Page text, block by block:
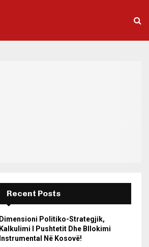
Recent Posts
Dimensioni Politiko-Strategjik,
Kalkulimi I Pushtetit Dhe Bllokimi
Instrumental Në Kosovë!